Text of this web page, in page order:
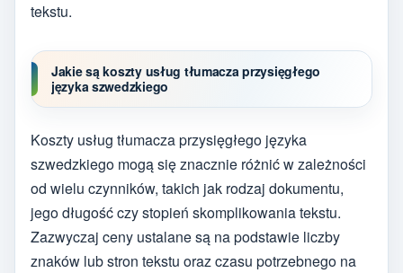
tekstu.
Jakie są koszty usług tłumacza przysięgłego
języka szwedzkiego
Koszty usług tłumacza przysięgłego języka
szwedzkiego mogą się znacznie różnić w zależności
od wielu czynników, takich jak rodzaj dokumentu,
jego długość czy stopień skomplikowania tekstu.
Zazwyczaj ceny ustalane są na podstawie liczby
znaków lub stron tekstu oraz czasu potrzebnego na